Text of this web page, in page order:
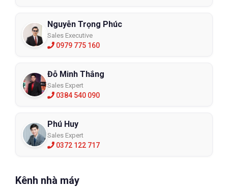
Nguyễn Trọng Phúc
Sales Executive
0979 775 160
Đỗ Minh Thắng
Sales Expert
0384 540 090
Phú Huy
Sales Expert
0372 122 717
Kênh nhà máy